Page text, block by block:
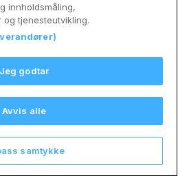
My Trips Profile
innholdsmåling,
tjenesteutvikling.
Jeg godtar
Avvis alle
samtykke